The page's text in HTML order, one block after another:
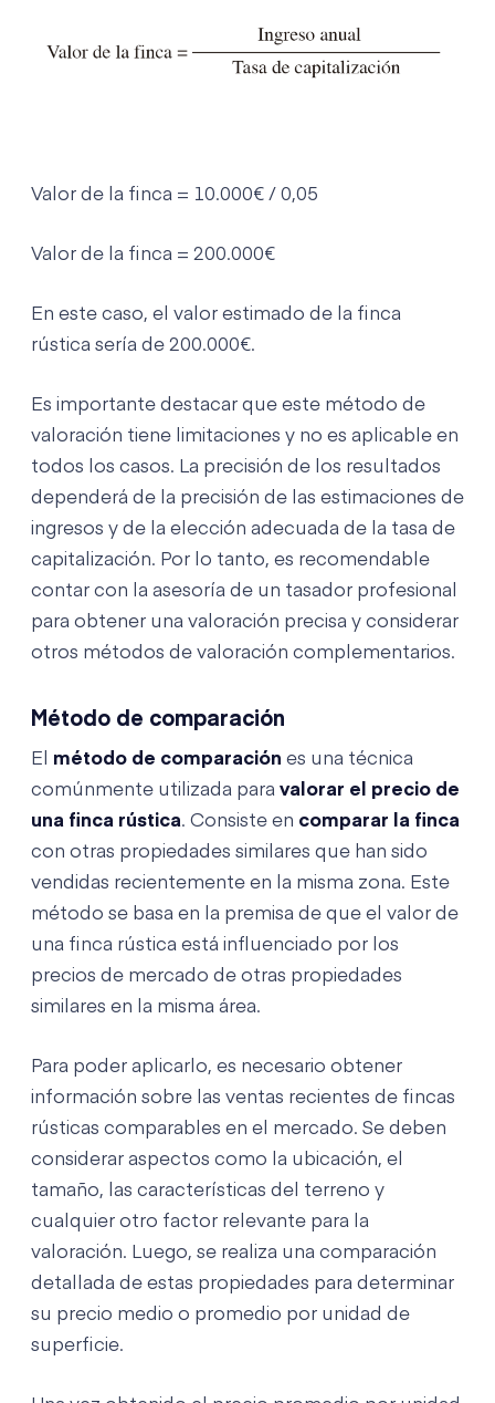
Valor de la finca = 10.000€ / 0,05
Valor de la finca = 200.000€
En este caso, el valor estimado de la finca
rústica sería de 200.000€.
Es importante destacar que este método de
valoración tiene limitaciones y no es aplicable en
todos los casos. La precisión de los resultados
dependerá de la precisión de las estimaciones de
ingresos y de la elección adecuada de la tasa de
capitalización. Por lo tanto, es recomendable
contar con la asesoría de un tasador profesional
para obtener una valoración precisa y considerar
otros métodos de valoración complementarios.
Método de comparación
El método de comparación es una técnica
comúnmente utilizada para valorar el precio de
una finca rústica. Consiste en comparar la finca
con otras propiedades similares que han sido
vendidas recientemente en la misma zona. Este
método se basa en la premisa de que el valor de
una finca rústica está influenciado por los
precios de mercado de otras propiedades
similares en la misma área.
Para poder aplicarlo, es necesario obtener
información sobre las ventas recientes de fincas
rústicas comparables en el mercado. Se deben
considerar aspectos como la ubicación, el
tamaño, las características del terreno y
cualquier otro factor relevante para la
valoración. Luego, se realiza una comparación
detallada de estas propiedades para determinar
su precio medio o promedio por unidad de
superficie.